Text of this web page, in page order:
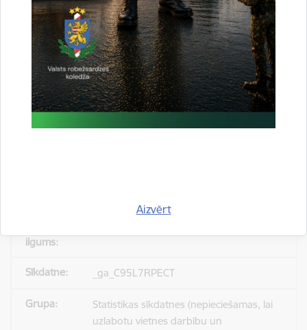
Aizvērt
1 minūte
_gid
Statistikas sīkdatnes (nepieciešamas, lai
uzlabotu vietnes darbību un
pakalpojumus)
_ga_C95L7RPECT
Statistikas sīkdatnes (nepieciešamas, lai
uzlabotu vietnes darbību un